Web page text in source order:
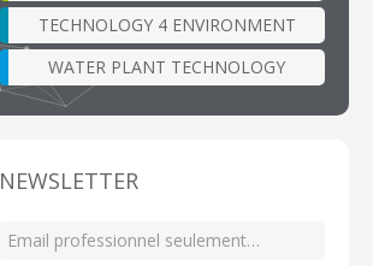
TECHNOLOGY 4 ENVIRONMENT
WATER PLANT TECHNOLOGY
NEWSLETTER